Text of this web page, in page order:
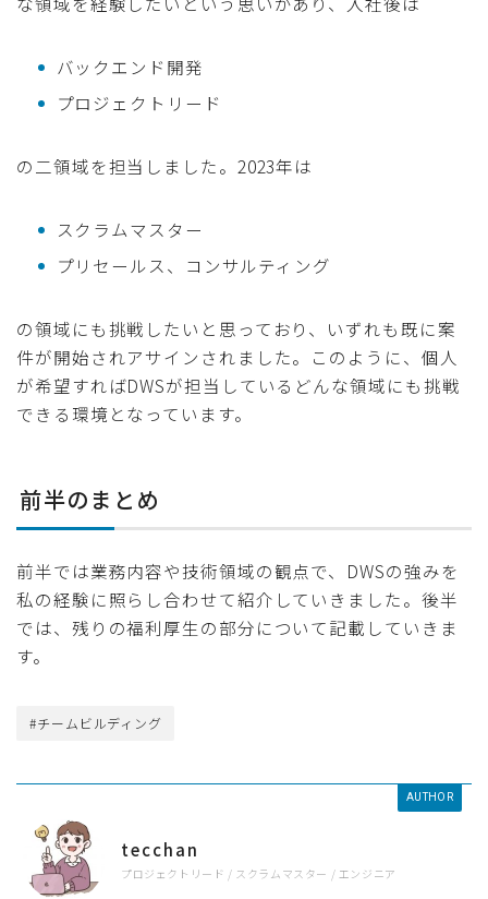
バックエンド開発
プロジェクトリード
の二領域を担当しました。2023年は
スクラムマスター
プリセールス、コンサルティング
の領域にも挑戦したいと思っており、いずれも既に案
件が開始されアサインされました。このように、個人
が希望すればDWSが担当しているどんな領域にも挑戦
できる環境となっています。
前半のまとめ
前半では業務内容や技術領域の観点で、DWSの強みを
私の経験に照らし合わせて紹介していきました。後半
では、残りの福利厚生の部分について記載していきま
す。
#チームビルディング
AUTHOR
tecchan
プロジェクトリード / スクラムマスター / エンジニア